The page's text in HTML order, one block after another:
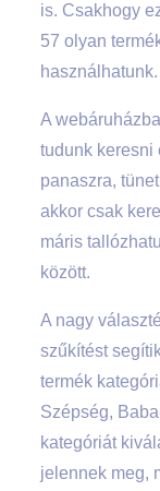
is. Csakhogy
57 olyan
A
tudunk keresni
panaszra,
akkor csak
máris
között.
A nagy
szűkítést
termék
Szépség,
kategóriát
jelennek meg,